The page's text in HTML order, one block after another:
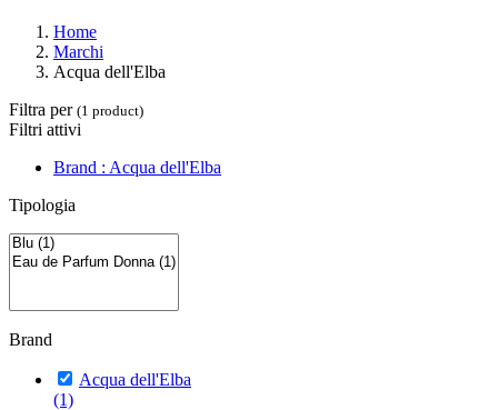
Home
Marchi
Acqua dell'Elba
Filtra per (1 product)
Filtri attivi
Brand : Acqua dell'Elba
Tipologia
Brand
Acqua dell'Elba
(1)